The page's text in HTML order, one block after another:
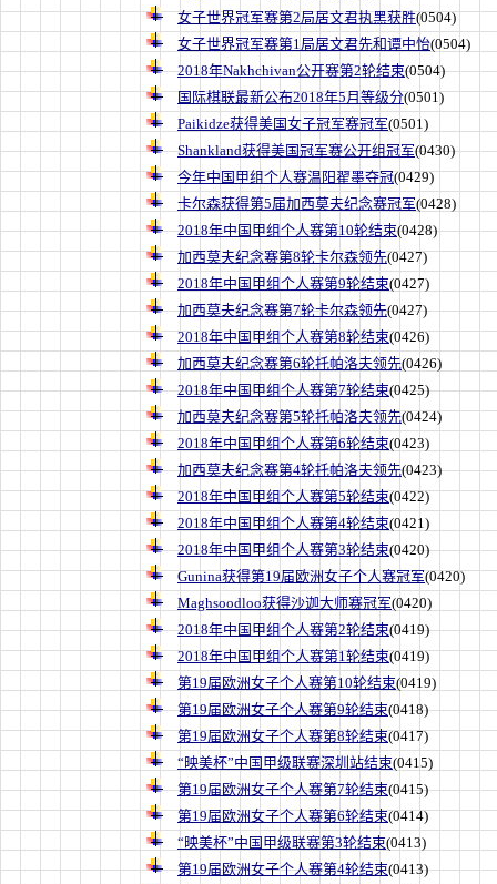
女子世界冠军赛第2局居文君执黑获胜(0504)
女子世界冠军赛第1局居文君先和谭中怡(0504)
2018年Nakhchivan公开赛第2轮结束(0504)
国际棋联最新公布2018年5月等级分(0501)
Paikidze获得美国女子冠军赛冠军(0501)
Shankland获得美国冠军赛公开组冠军(0430)
今年中国甲组个人赛温阳翟墨夺冠(0429)
卡尔森获得第5届加西莫夫纪念赛冠军(0428)
2018年中国甲组个人赛第10轮结束(0428)
加西莫夫纪念赛第8轮卡尔森领先(0427)
2018年中国甲组个人赛第9轮结束(0427)
加西莫夫纪念赛第7轮卡尔森领先(0427)
2018年中国甲组个人赛第8轮结束(0426)
加西莫夫纪念赛第6轮托帕洛夫领先(0426)
2018年中国甲组个人赛第7轮结束(0425)
加西莫夫纪念赛第5轮托帕洛夫领先(0424)
2018年中国甲组个人赛第6轮结束(0423)
加西莫夫纪念赛第4轮托帕洛夫领先(0423)
2018年中国甲组个人赛第5轮结束(0422)
2018年中国甲组个人赛第4轮结束(0421)
2018年中国甲组个人赛第3轮结束(0420)
Gunina获得第19届欧洲女子个人赛冠军(0420)
Maghsoodloo获得沙迦大师赛冠军(0420)
2018年中国甲组个人赛第2轮结束(0419)
2018年中国甲组个人赛第1轮结束(0419)
第19届欧洲女子个人赛第10轮结束(0419)
第19届欧洲女子个人赛第9轮结束(0418)
第19届欧洲女子个人赛第8轮结束(0417)
“映美杯”中国甲级联赛深圳站结束(0415)
第19届欧洲女子个人赛第7轮结束(0415)
第19届欧洲女子个人赛第6轮结束(0414)
“映美杯”中国甲级联赛第3轮结束(0413)
第19届欧洲女子个人赛第4轮结束(0413)